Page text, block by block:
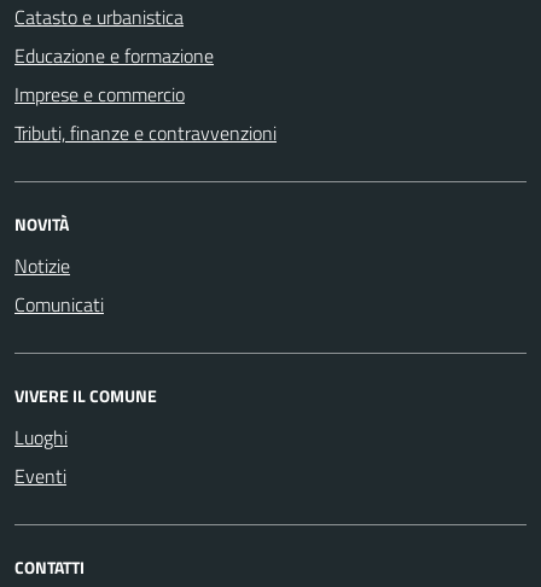
Catasto e urbanistica
Educazione e formazione
Imprese e commercio
Tributi, finanze e contravvenzioni
NOVITÀ
Notizie
Comunicati
VIVERE IL COMUNE
Luoghi
Eventi
CONTATTI